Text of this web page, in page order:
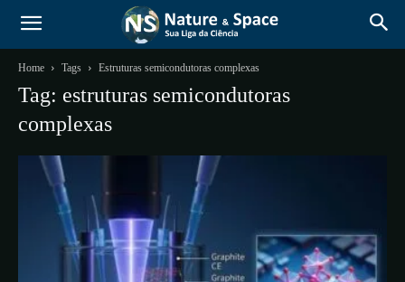
Home Tags Estruturas semicondutoras complexas
Tag: estruturas semicondutoras
complexas